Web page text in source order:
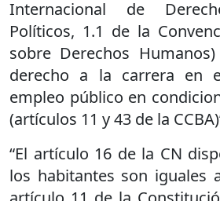
Internacional de
Políticos, 1.1 de la
sobre Derechos
derecho a la carrera en
empleo público en
(artículos 11 y 43 de la
“El artículo 16 de la CN
los habitantes son iguales